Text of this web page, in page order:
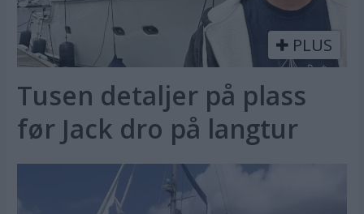
PLUS
Tusen detaljer på plass
før Jack dro på langtur